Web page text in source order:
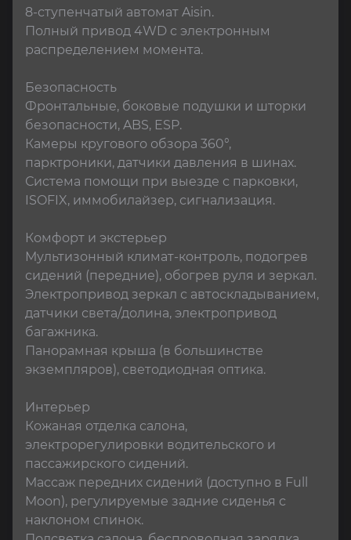
8-ступенчатый автомат Aisin.
Полный привод 4WD с электронным
распределением момента.​
Безопасность
Фронтальные, боковые подушки и шторки
безопасности, ABS, ESP.
Камеры кругового обзора 360°,
парктроники, датчики давления в шинах.
Система помощи при выезде с парковки,
ISOFIX, иммобилайзер, сигнализация.​
Комфорт и экстерьер
Мультизонный климат-контроль, подогрев
сидений (передние), обогрев руля и зеркал.
Электропривод зеркал с автоскладыванием,
датчики света/долина, электропривод
багажника.
Панорамная крыша (в большинстве
экземпляров), светодиодная оптика.​
Интерьер
Кожаная отделка салона,
электрорегулировки водительского и
пассажирского сидений.
Массаж передних сидений (доступно в Full
Moon), регулируемые задние сиденья с
наклоном спинок.